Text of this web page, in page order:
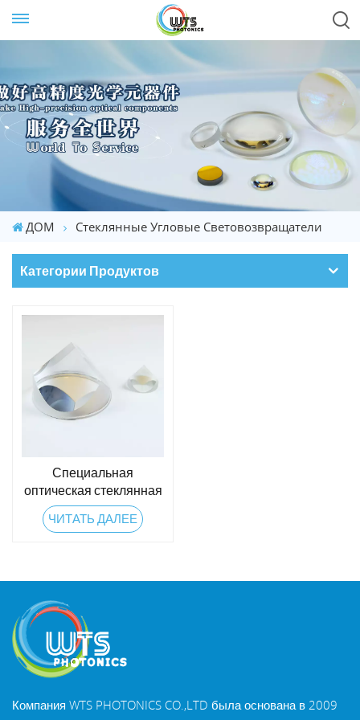
ДОМ Стеклянные Угловые Световозвращатели
Категории Продуктов
Специальная
оптическая стеклянная
угловая призма куба
ЧИТАТЬ ДАЛЕЕ
Компания WTS PHOTONICS CO.,LTD была основана в 2009